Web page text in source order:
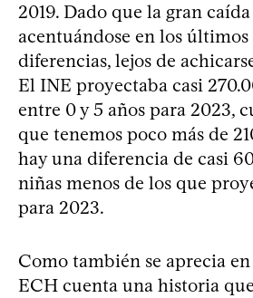
2019. Dado que la gran
acentuándose en los últimos
diferencias, lejos de
El INE proyectaba casi
entre 0 y 5 años para 2023,
que tenemos poco más de
hay una diferencia de casi
niñas menos de los que
para 2023.
Como también se aprecia
ECH cuenta una historia